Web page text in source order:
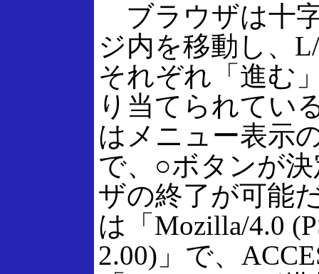
ブラウザは十
ジ内を移動し、
それぞれ「進む
り当てられてい
はメニュー表示
で、○ボタンが
ザの終了が可能
は「Mozilla/4.0
2.00)」で、